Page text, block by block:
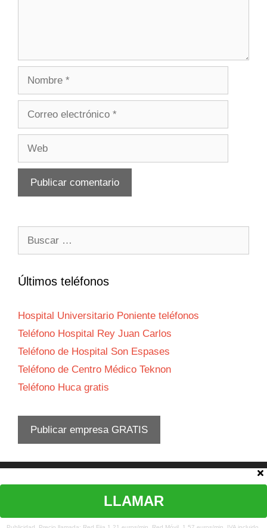
Últimos teléfonos
Hospital Universitario Poniente teléfonos
Teléfono Hospital Rey Juan Carlos
Teléfono de Hospital Son Espases
Teléfono de Centro Médico Teknon
Teléfono Huca gratis
Publicar empresa GRATIS
© 2026 Teléfono atención al cliente•Política privacidad
cookies-Contacta con nosotros
LLAMAR